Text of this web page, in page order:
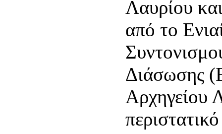
Λαυρίου
από το
Διάσωσης